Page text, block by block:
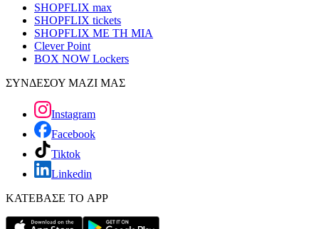
SHOPFLIX max
SHOPFLIX tickets
SHOPFLIX ΜΕ ΤΗ ΜΙΑ
Clever Point
BOX NOW Lockers
ΣΥΝΔΕΣΟΥ ΜΑΖΙ ΜΑΣ
Instagram
Facebook
Tiktok
Linkedin
ΚΑΤΕΒΑΣΕ ΤΟ APP